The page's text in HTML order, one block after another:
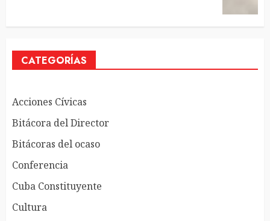
CATEGORÍAS
Acciones Cívicas
Bitácora del Director
Bitácoras del ocaso
Conferencia
Cuba Constituyente
Cultura